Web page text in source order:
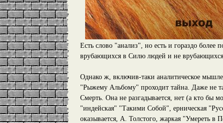
Есть слово "анализ", но есть и гораздо
врубающихся в Силю людей и не врубающихся
Однако ж, включив-таки аналитическое
"Рыжему Альбому" проходит тайна. Даже не
Смерть. Она не разгадывается, нет (а кто бы
"индейская" "Такими Собой", ерническая
оказывается, А. Толстого, жаркая "Умереть в